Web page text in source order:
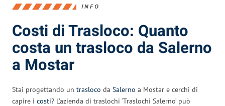
INFO
Costi di Trasloco: Quanto
costa un trasloco da Salerno
a Mostar
Stai progettando un trasloco da Salerno a Mostar e cerchi di
capire i costi? L’azienda di traslochi ‘Traslochi Salerno’ può